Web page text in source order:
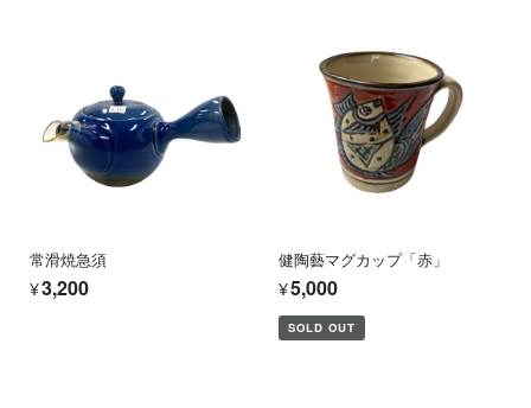
常滑焼急須
¥3,200
健陶藝マグカップ「赤」
¥5,000
SOLD OUT